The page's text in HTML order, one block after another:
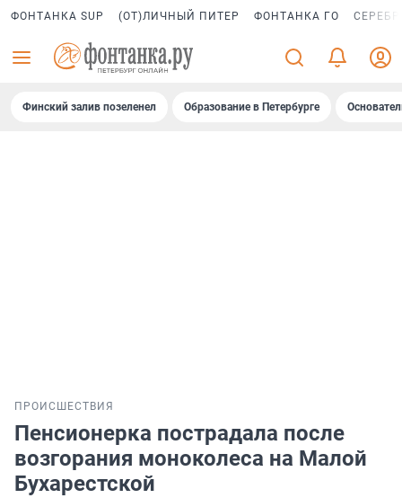
ФОНТАНКА SUP (ОТ)ЛИЧНЫЙ ПИТЕР ФОНТАНКА ГО
Финский залив позеленел Образование в Петербурге
ПРОИСШЕСТВИЯ
Пенсионерка пострадала после
возгорания моноколеса на Малой
Бухарестской